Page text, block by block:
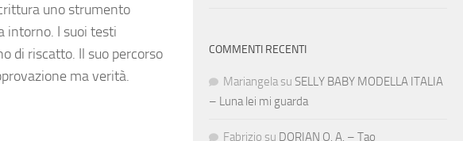
uno strumento
intorno. I suoi testi
di riscatto. Il suo percorso
ma verità.
COMMENTI RECENTI
Mariangela su SELLY BABY MODELLA ITALIA
– Luna lei mi guarda
Fabrizio su DORIAN O. A. – Tao